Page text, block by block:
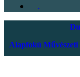
.
Alapfokú